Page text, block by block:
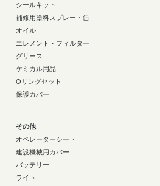
シールキット
補修用塗料スプレー・缶
オイル
エレメント・フィルター
グリース
ケミカル用品
Oリングセット
保護カバー
その他
オペレーターシート
建設機械用カバー
バッテリー
ライト